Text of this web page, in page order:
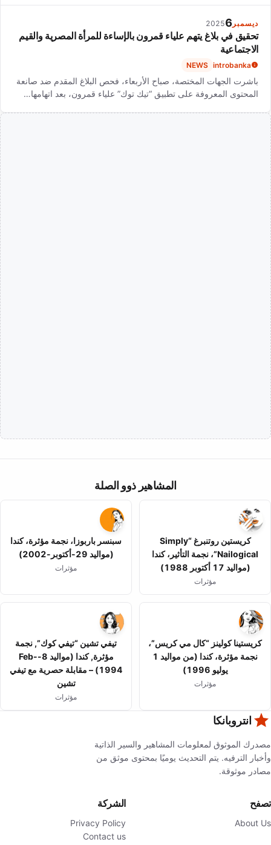
ديسمبر 6
2025
تحقيق في بلاغ يتهم علياء قمرون بالإساءة للمرأة المصرية والقيم
الاجتماعية
introbanka
NEWS
باشرت الجهات المختصة، صباح الأربعاء، فحص البلاغ المقدم ضد صانعة
المحتوى المعروفة على تطبيق “تيك توك” علياء قمرون، بعد اتهامها…
المشاهير ذوو الصلة
كريستين روتنبرغ “Simply
Nailogical”، نجمة التأثير، كندا
(مواليد 17 أكتوبر 1988)
مؤثرات
سبنسر باربوزا، نجمة مؤثرة، كندا
(مواليد 29-أكتوبر-2002)
مؤثرات
كريستينا كولينز “كال مي كريس”،
نجمة مؤثرة، كندا (من مواليد 1
يوليو 1996)
مؤثرات
تيفي تشين “تيفي كوك”, نجمة
مؤثرة, كندا (مواليد 8-Feb-
1994) – مقابلة حصرية مع تيفي
تشين
مؤثرات
انتروبانكا
مصدرك الموثوق لمعلومات المشاهير والسير الذاتية
وأخبار الترفيه. يتم التحديث يوميًا بمحتوى موثق من
مصادر موثوقة.
تصفح
About Us
الشركة
Privacy Policy
Contact us